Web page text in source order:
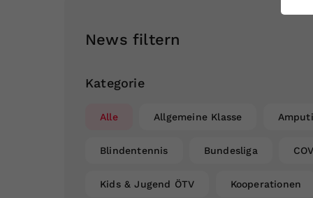
News filtern
Kategorie
Alle Allgemeine Klasse
Blindentennis Bundesliga
Kids & Jugend ÖTV Kooperationen